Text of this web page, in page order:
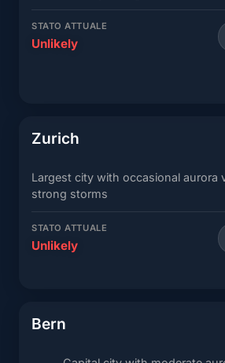
STATO ATTUALE
Unlikely
Zurich
Largest city with occasional aurora
strong storms
STATO ATTUALE
Unlikely
Bern